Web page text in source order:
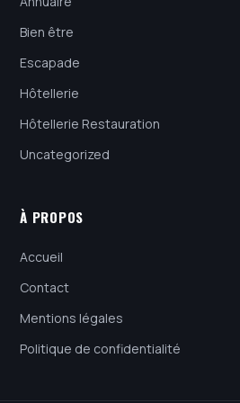
Bien être
Escapade
Hôtellerie
Hôtellerie Restauration
Uncategorized
À PROPOS
Accueil
Contact
Mentions légales
Politique de confidentialité